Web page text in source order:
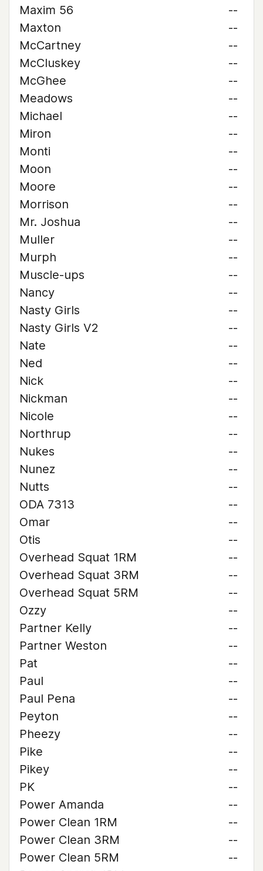
Maxim 56
--
Maxton
--
McCartney
--
McCluskey
--
McGhee
--
Meadows
--
Michael
--
Miron
--
Monti
--
Moon
--
Moore
--
Morrison
--
Mr. Joshua
--
Muller
--
Murph
--
Muscle-ups
--
Nancy
--
Nasty Girls
--
Nasty Girls V2
--
Nate
--
Ned
--
Nick
--
Nickman
--
Nicole
--
Northrup
--
Nukes
--
Nunez
--
Nutts
--
ODA 7313
--
Omar
--
Otis
--
Overhead Squat 1RM
--
Overhead Squat 3RM
--
Overhead Squat 5RM
--
Ozzy
--
Partner Kelly
--
Partner Weston
--
Pat
--
Paul
--
Paul Pena
--
Peyton
--
Pheezy
--
Pike
--
Pikey
--
PK
--
Power Amanda
--
Power Clean 1RM
--
Power Clean 3RM
--
Power Clean 5RM
--